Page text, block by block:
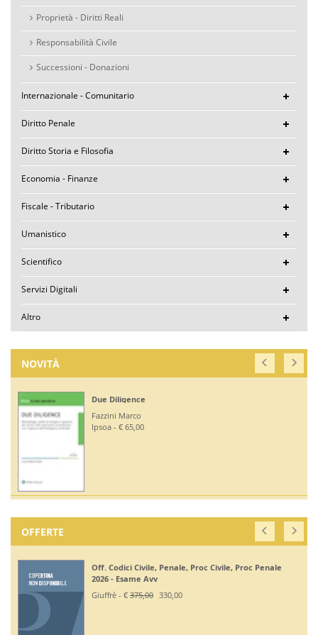
Proprietà - Diritti Reali
Responsabilità Civile
Successioni - Donazioni
Internazionale - Comunitario
Diritto Penale
Diritto Storia e Filosofia
Economia - Finanze
Fiscale - Tributario
Umanistico
Scientifico
Servizi Digitali
Altro
NOVITÀ
Due Diligence
Fazzini Marco
Ipsoa - € 65,00
OFFERTE
Off. Codici Civile, Penale, Proc Civile, Proc Penale
2026 - Esame Avv
Giuffrè - € 375,00 330,00